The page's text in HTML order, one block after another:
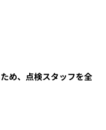
め、点検スタッフを全